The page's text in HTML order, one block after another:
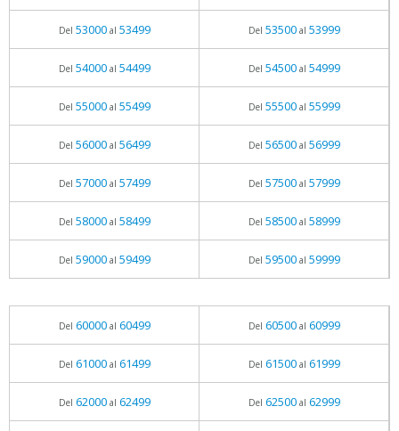
Del 53000al 53499 Del 53500al 53999
Del 54000al 54499 Del 54500al 54999
Del 55000al 55499 Del 55500al 55999
Del 56000al 56499 Del 56500al 56999
Del 57000al 57499 Del 57500al 57999
Del 58000al 58499 Del 58500al 58999
Del 59000al 59499 Del 59500al 59999
Del 60000al 60499 Del 60500al 60999
Del 61000al 61499 Del 61500al 61999
Del 62000al 62499 Del 62500al 62999